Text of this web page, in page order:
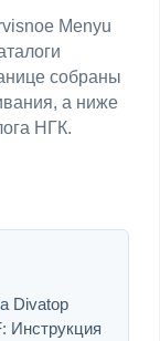
Menyu
собраны
а ниже
НГК.
Divatop
Инструкция